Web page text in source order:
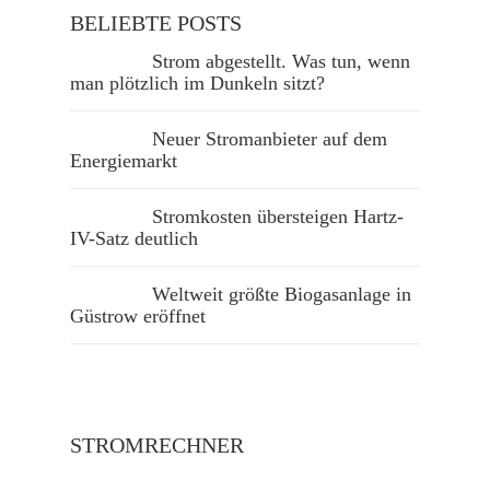
BELIEBTE POSTS
Strom abgestellt. Was tun, wenn
man plötzlich im Dunkeln sitzt?
Neuer Stromanbieter auf dem
Energiemarkt
Stromkosten übersteigen Hartz-
IV-Satz deutlich
Weltweit größte Biogasanlage in
Güstrow eröffnet
STROMRECHNER